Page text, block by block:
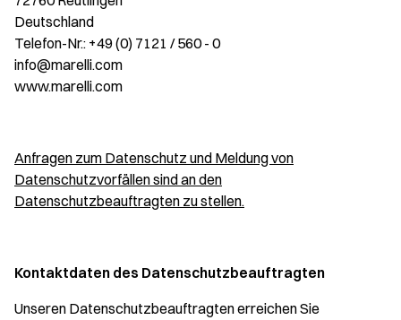
Deutschland
Telefon-Nr.: +49 (0) 7121 / 560 - 0
info@marelli.com
www.marelli.com
Anfragen zum Datenschutz und Meldung von
Datenschutzvorfällen sind an den
Datenschutzbeauftragten zu stellen.
Kontaktdaten des Datenschutzbeauftragten
Unseren Datenschutzbeauftragten erreichen Sie